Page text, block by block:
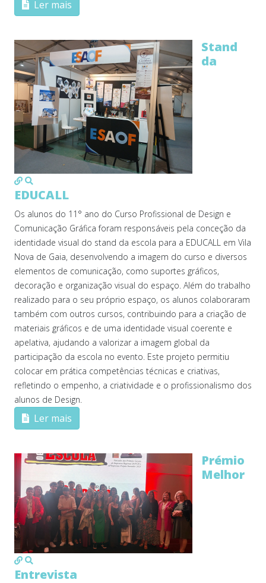
Ler mais
MOD_JTCS_VIEW_ARTICLE_LINK
Stand
da
EDUCALL
Os alunos do 11° ano do Curso Profissional de Design e
Comunicação Gráfica foram responsáveis pela conceção da
identidade visual do stand da escola para a EDUCALL em Vila
Nova de Gaia, desenvolvendo a imagem do curso e diversos
elementos de comunicação, como suportes gráficos,
decoração e organização visual do espaço. Além do trabalho
realizado para o seu próprio espaço, os alunos colaboraram
também com outros cursos, contribuindo para a criação de
materiais gráficos e de uma identidade visual coerente e
apelativa, ajudando a valorizar a imagem global da
participação da escola no evento. Este projeto permitiu
colocar em prática competências técnicas e criativas,
refletindo o empenho, a criatividade e o profissionalismo dos
alunos de Design.
Ler mais
MOD_JTCS_VIEW_ARTICLE_LINK
Prémio
Melhor
Entrevista